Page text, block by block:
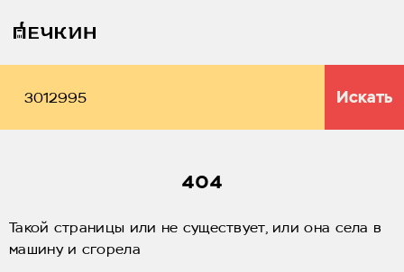
Искать
404
Такой страницы или не существует, или она села в
машину и сгорела